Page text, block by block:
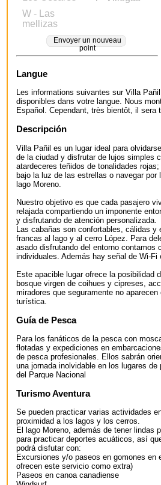
W - Las
mellizas
Envoyer un nouveau
point
Langue
Les informations suivantes sur Villa
disponibles dans votre langue. Nous
Español. Cependant, très bientôt, il sera
Descripción
Villa Pañil es un lugar ideal para
de la ciudad y disfrutar de lujos simples
atardeceres teñidos de tonalidades
bajo la luz de las estrellas o navegar por
lago Moreno.
Nuestro objetivo es que cada pasajero
relajada compartiendo un imponente
y disfrutando de atención personalizada.
Las cabañas son confortables, cálidas
francas al lago y al cerro López. Para
asado disfrutando del entorno contamos
individuales. Además hay señal de Wi-Fi
Este apacible lugar ofrece la posibilidad
bosque virgen de coihues y cipreses,
miradores que seguramente no
turística.
Guía de Pesca
Para los fanáticos de la pesca con
flotadas y expediciones en
de pesca profesionales. Ellos sabrán
una jornada inolvidable en los lugares
del Parque Nacional
Turismo Aventura
Se pueden practicar varias actividades
proximidad a los lagos y los cerros.
El lago Moreno, además de tener lindas
para practicar deportes acuáticos, así
podrá disfutar con:
Excursiones y/o paseos en gomones en
ofrecen este servicio como extra)
Paseos en canoa canadiense